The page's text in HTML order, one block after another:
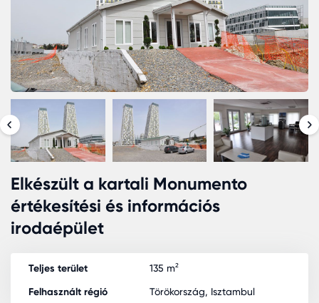
Elkészült a kartali Monumento
értékesítési és információs
irodaépület
Teljes terület 135 m²
Felhasznált régió Törökország, Isztambul